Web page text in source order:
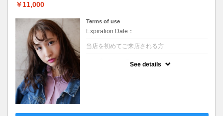
￥11,000
Terms of use
Expiration Date：
当店を初めてご来店される方
See details